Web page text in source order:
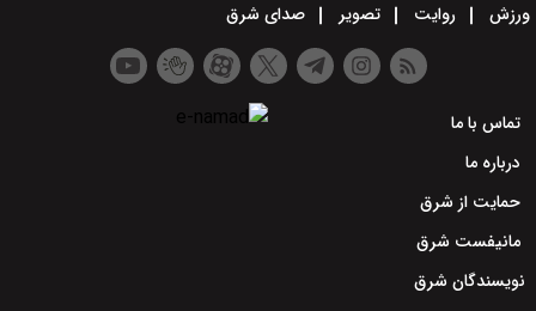
ورزش
روایت تصویر صدای شرق
تماس با ما
درباره ما
حمایت از شرق
مانیفست شرق
نویسندگان شرق